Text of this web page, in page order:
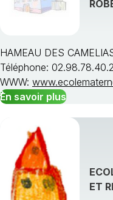
HAMEAU DES
Téléphone:
WWW:
En savoir plus
ET